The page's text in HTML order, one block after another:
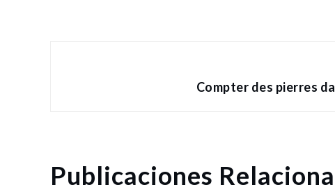
Compter des pierres
Publicaciones